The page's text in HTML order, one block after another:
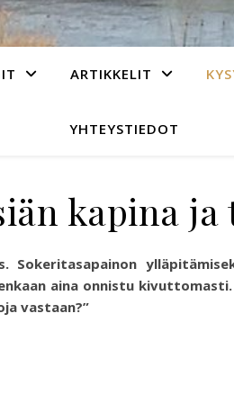
ARTIKKELIT
YHTEYSTIEDOT
kapina ja
Sokeritasapainon
aina onnistu
vastaan?”